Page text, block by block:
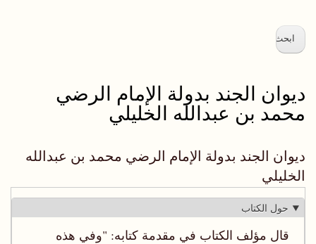
ديوان الجند بدولة الإمام الرضي
محمد بن عبدالله الخليلي
ديوان الجند بدولة الإمام الرضي محمد بن عبدالله
الخليلي
حول الكتاب
قال مؤلف الكتاب في مقدمة كتابه: "وفي هذه